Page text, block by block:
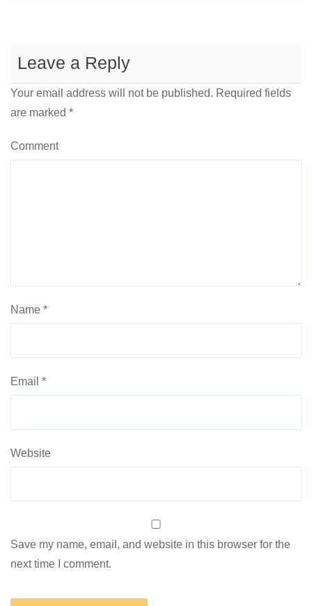
Leave a Reply
Your email address will not be published. Required fields
are marked *
Comment
Name *
Email *
Website
Save my name, email, and website in this browser for the
next time I comment.